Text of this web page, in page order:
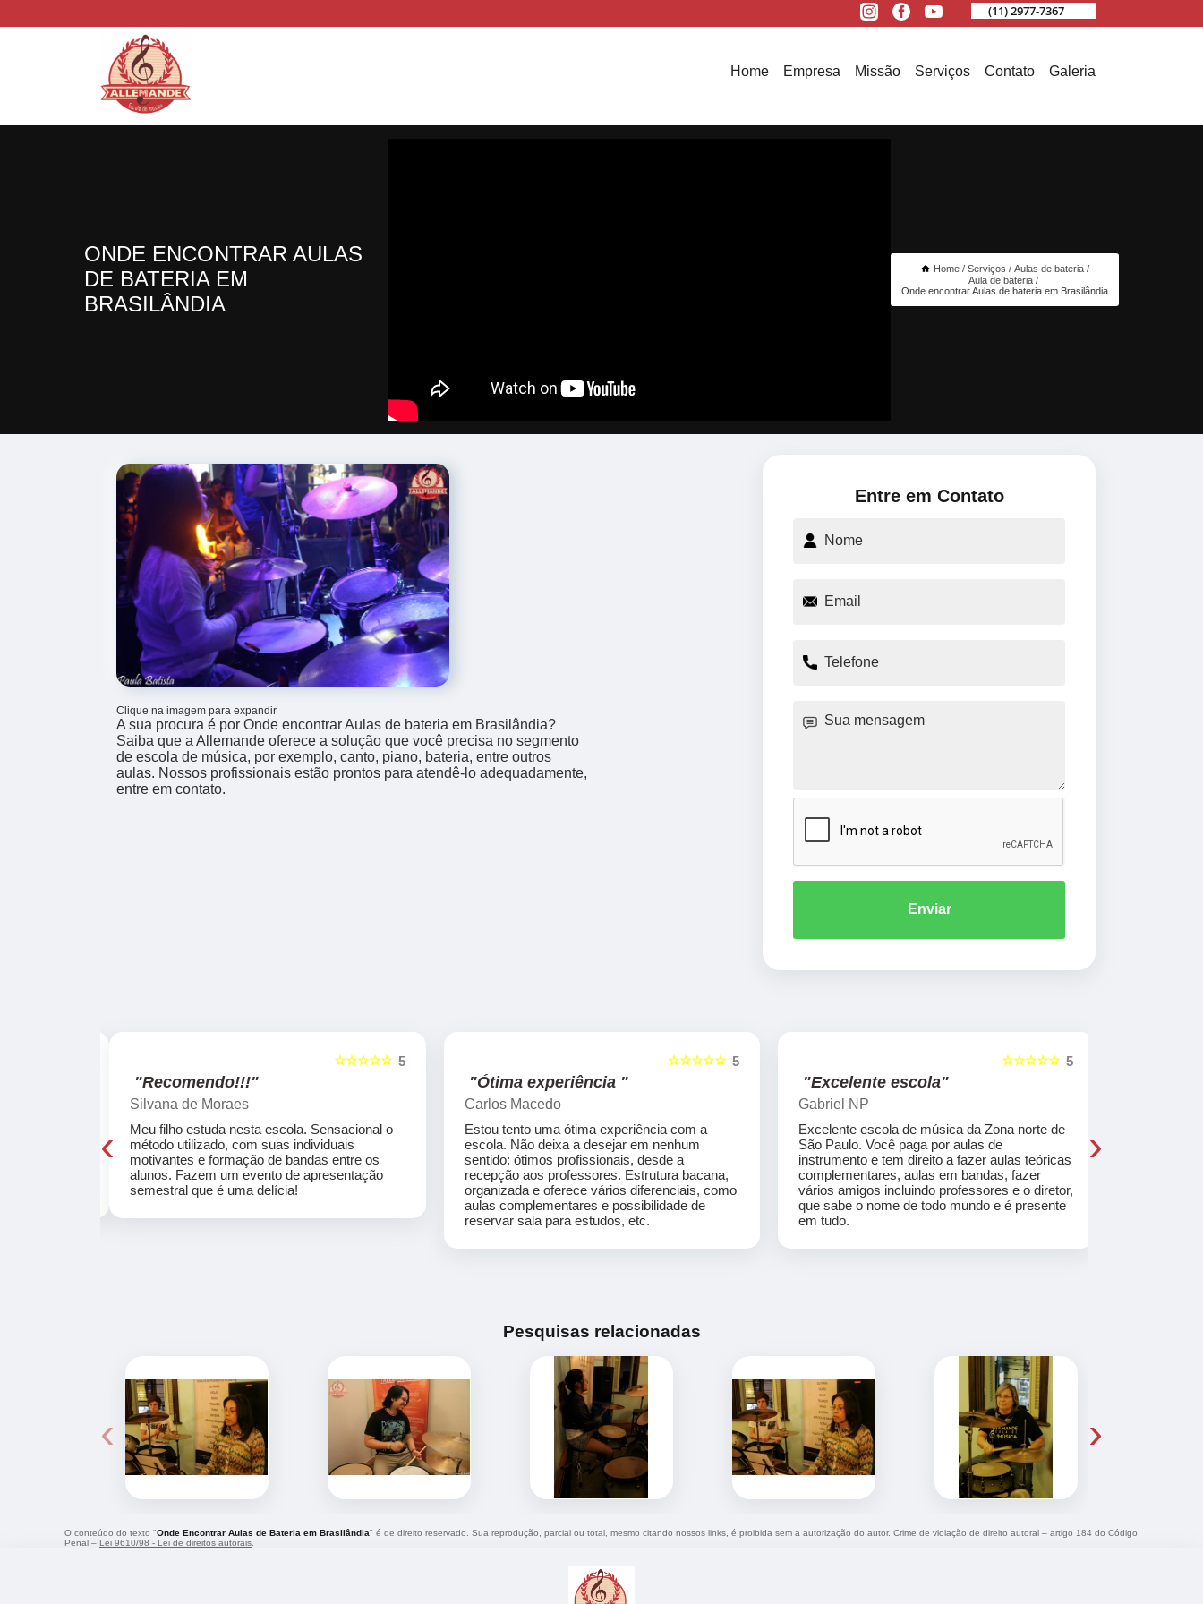
(11) 2977-7367
Home Empresa Missão Serviços Contato Galeria
ONDE ENCONTRAR AULAS
DE BATERIA EM
BRASILÂNDIA
Home Serviços
Aulas de bateria
Aula de bateria
Onde encontrar Aulas de bateria em Brasilândia
Clique na imagem para expandir
A sua procura é por Onde encontrar Aulas de bateria em Brasilândia?
Saiba que a Allemande oferece a solução que você precisa no segmento
de escola de música, por exemplo, canto, piano, bateria, entre outros
aulas. Nossos profissionais estão prontos para atendê-lo adequadamente,
entre em contato.
Entre em Contato
Enviar
5
☆☆☆☆☆
"Recomendo!!!"
Silvana de Moraes
Meu filho estuda nesta escola. Sensacional o
método utilizado, com suas individuais
motivantes e formação de bandas entre os
alunos. Fazem um evento de apresentação
semestral que é uma delícia!
5
☆☆☆☆☆
"Ótima experiência "
Carlos Macedo
Estou tento uma ótima experiência com a
escola. Não deixa a desejar em nenhum
sentido: ótimos profissionais, desde a
recepção aos professores. Estrutura bacana,
organizada e oferece vários diferenciais, como
aulas complementares e possibilidade de
reservar sala para estudos, etc.
5
☆☆☆☆☆
"Excelente escola"
Gabriel NP
Excelente escola de música da Zona norte de
São Paulo. Você paga por aulas de
instrumento e tem direito a fazer aulas teóricas
complementares, aulas em bandas, fazer
vários amigos incluindo professores e o diretor,
que sabe o nome de todo mundo e é presente
em tudo.
‹ ›
Pesquisas relacionadas
‹ ›
O conteúdo do texto "Onde Encontrar Aulas de Bateria em Brasilândia" é de direito reservado. Sua reprodução, parcial ou total, mesmo citando nossos links, é proibida sem a autorização do autor. Crime de violação de direito autoral – artigo 184 do Código
Penal – Lei 9610/98 - Lei de direitos autorais